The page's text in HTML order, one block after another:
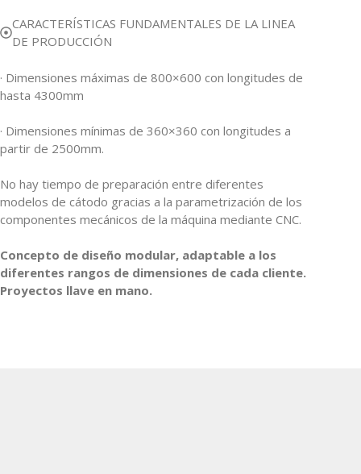
CARACTERÍSTICAS FUNDAMENTALES DE LA LINEA
DE PRODUCCIÓN
· Dimensiones máximas de 800×600 con longitudes de
hasta 4300mm
· Dimensiones mínimas de 360×360 con longitudes a
partir de 2500mm.
No hay tiempo de preparación entre diferentes
modelos de cátodo gracias a la parametrización de los
componentes mecánicos de la máquina mediante CNC.
Concepto de diseño modular, adaptable a los
diferentes rangos de dimensiones de cada cliente.
Proyectos llave en mano.